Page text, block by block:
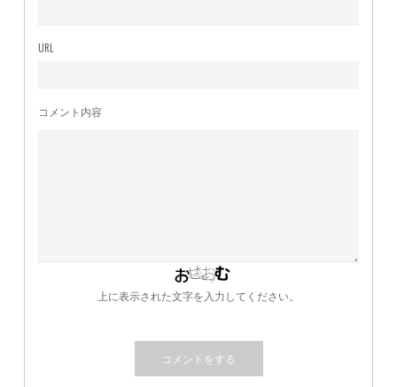
URL
コメント内容
上に表示された文字を入力してください。